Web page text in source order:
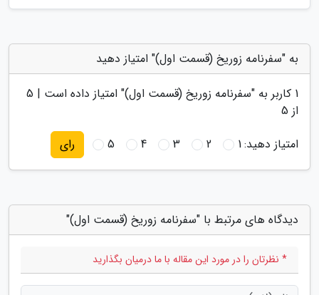
به "سفرنامه زوریخ (قسمت اول)" امتیاز دهید
1 کاربر به "سفرنامه زوریخ (قسمت اول)" امتیاز داده است | 5
از 5
امتیاز دهید:1
2
3
4
5 رای
دیدگاه های مرتبط با "سفرنامه زوریخ (قسمت اول)"
* نظرتان را در مورد این مقاله با ما درمیان بگذارید